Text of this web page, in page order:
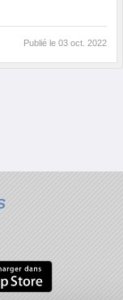
Publié le 03 oct. 2022